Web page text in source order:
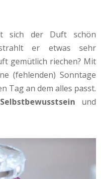
sich der Duft schön
er etwas sehr
gemütlich riechen? Mit
(fehlenden) Sonntage
Tag an dem alles passt.
Selbstbewusstsein und